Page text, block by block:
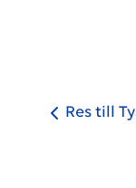
Res till